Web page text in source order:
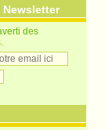
Newsletter
des